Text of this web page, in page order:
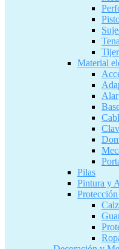
Material
Pilas
Pintura y